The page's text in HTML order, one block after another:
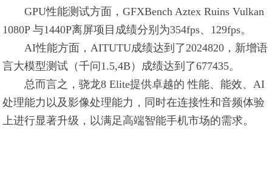
GPU性能测试方面，GFXBench Aztex Ruins Vulkan
1080P 与1440P离屏项目成绩分别为354fps、129fps。
AI性能方面，AITUTU成绩达到了2024820，新增语
言大模型测试（千问1.5,4B）成绩达到了677435。
总而言之，骁龙8 Elite提供卓越的 性能、能效、AI
处理能力以及影像处理能力，同时在连接性和音频体验
上进行显著升级，以满足高端智能手机市场的需求。